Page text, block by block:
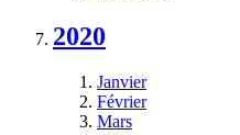
2020
Janvier
Février
Mars